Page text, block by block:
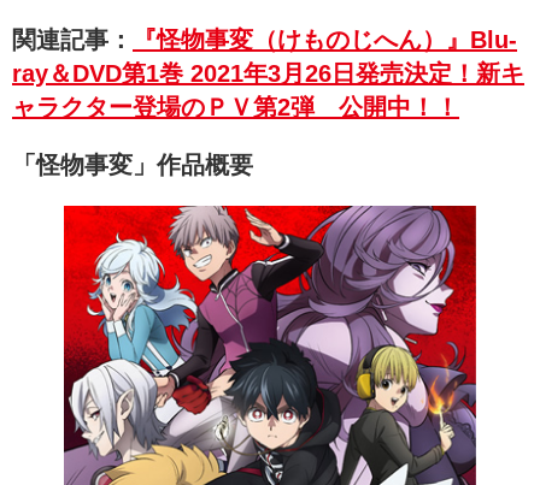
関連記事：
『怪物事変（けものじへん）』Blu-
ray＆DVD第1巻 2021年3月26日発売決定！新キ
ャラクター登場のＰＶ第2弾 公開中！！
「怪物事変」作品概要